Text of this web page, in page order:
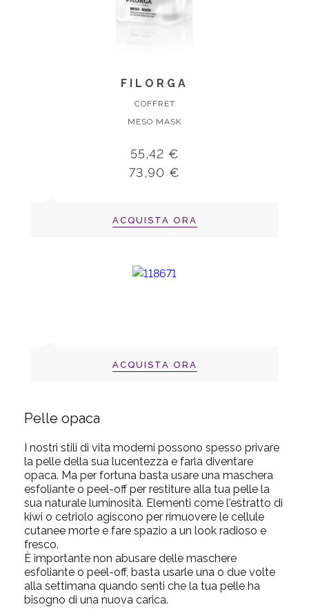
FILORGA
COFFRET
MESO MASK
55,42 €
73,90 €
ACQUISTA ORA
ACQUISTA ORA
Pelle opaca
I nostri stili di vita moderni possono spesso privare
la pelle della sua lucentezza e farla diventare
opaca. Ma per fortuna basta usare una maschera
esfoliante o peel-off per restiture alla tua pelle la
sua naturale luminosità. Elementi come l'estratto di
kiwi o cetriolo agiscono per rimuovere le cellule
cutanee morte e fare spazio a un look radioso e
fresco.
È importante non abusare delle maschere
esfoliante o peel-off, basta usarle una o due volte
alla settimana quando senti che la tua pelle ha
bisogno di una nuova carica.